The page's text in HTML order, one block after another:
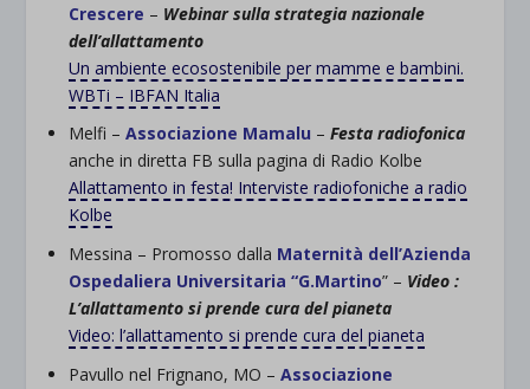
Crescere – Webinar sulla strategia nazionale
dell’allattamento
Un ambiente ecosostenibile per mamme e bambini.
WBTi – IBFAN Italia
Melfi –Associazione Mamalu –Festa radiofonica
anche in diretta FB sulla pagina di Radio Kolbe
Allattamento in festa! Interviste radiofoniche a radio
Kolbe
Messina – Promosso dalla Maternità dell’Azienda
Ospedaliera Universitaria “G.Martino” – Video :
L’allattamento si prende cura del pianeta
Video: l’allattamento si prende cura del pianeta
Pavullo nel Frignano, MO –Associazione